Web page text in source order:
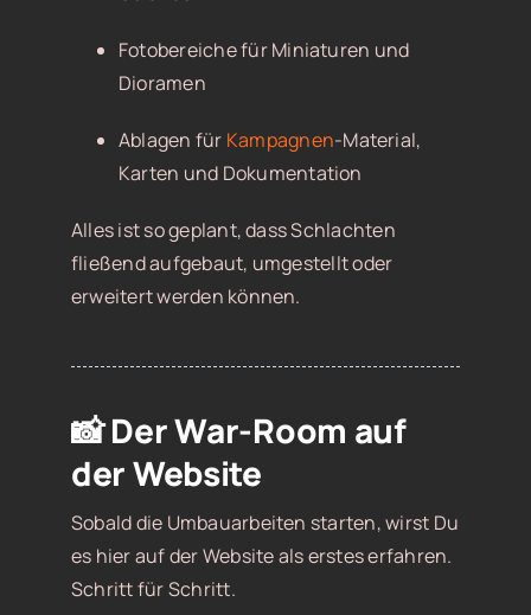
Fotobereiche für Miniaturen und
Dioramen
Ablagen für Kampagnen-Material,
Karten und Dokumentation
Alles ist so geplant, dass Schlachten
fließend aufgebaut, umgestellt oder
erweitert werden können.
📸 Der War-Room auf
der Website
Sobald die Umbauarbeiten starten, wirst Du
es hier auf der Website als erstes erfahren.
Schritt für Schritt.